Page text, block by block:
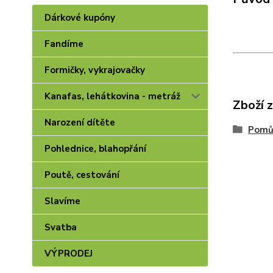
Dárkové kupóny
Fandíme
Formičky, vykrajovačky
Kanafas, lehátkovina - metráž
Narození dítěte
Pohlednice, blahopřání
Poutě, cestování
Slavíme
Svatba
VÝPRODEJ
Zboží